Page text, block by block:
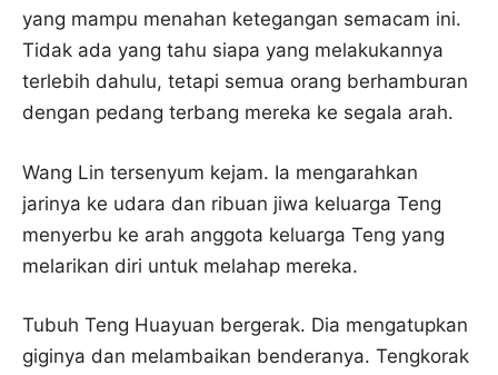
yang mampu menahan ketegangan semacam ini.
Tidak ada yang tahu siapa yang melakukannya
terlebih dahulu, tetapi semua orang berhamburan
dengan pedang terbang mereka ke segala arah.
Wang Lin tersenyum kejam. Ia mengarahkan
jarinya ke udara dan ribuan jiwa keluarga Teng
menyerbu ke arah anggota keluarga Teng yang
melarikan diri untuk melahap mereka.
Tubuh Teng Huayuan bergerak. Dia mengatupkan
giginya dan melambaikan benderanya. Tengkorak